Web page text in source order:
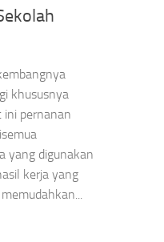
khususnya
pernanan
yang digunakan
kerja yang